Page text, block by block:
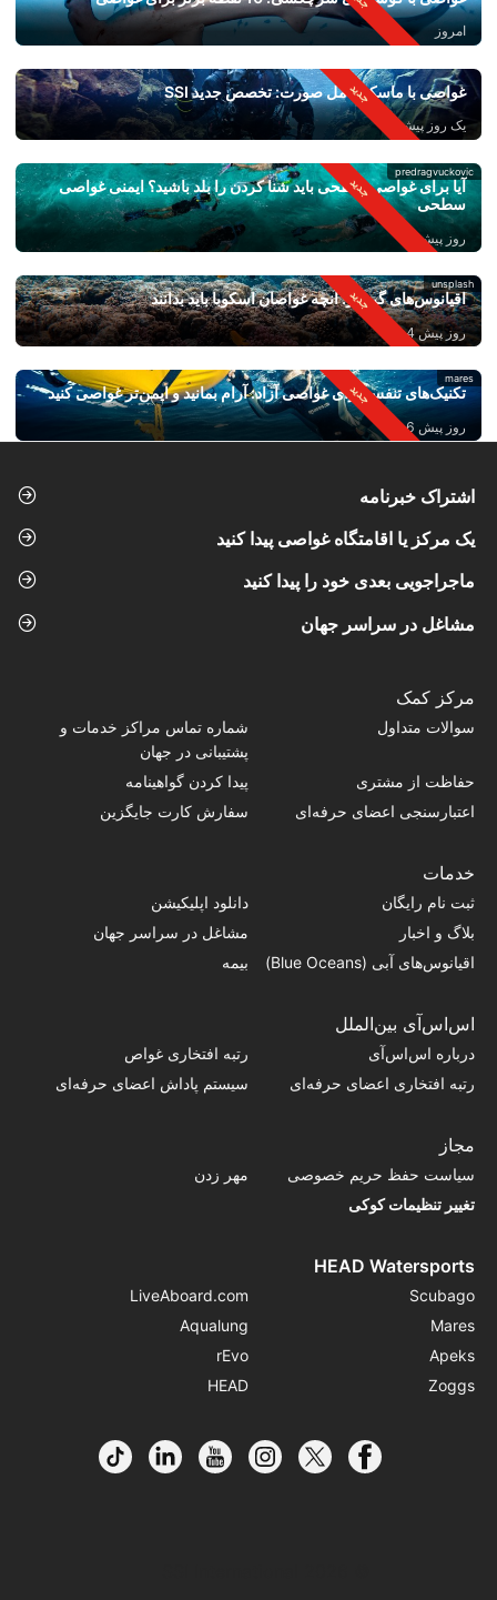
امروز
غواصی با ماسک کامل صورت: تخصص جدید SSI
یک روز پیش
predragvuckovic
آیا برای غواصی سطحی باید شنا کردن را بلد باشید؟ ایمنی غواصی
سطحی
روز پیش 2
unsplash
اقیانوس‌های گرم‌تر: آنچه غواصان اسکوبا باید بدانند
روز پیش 4
mares
تکنیک‌های تنفس برای غواصی آزاد: آرام بمانید و ایمن‌تر غواصی کنید
روز پیش 6
اشتراک خبرنامه
یک مرکز یا اقامتگاه غواصی پیدا کنید
ماجراجویی بعدی خود را پیدا کنید
مشاغل در سراسر جهان
مرکز کمک
سوالات متداول
شماره تماس‌ مراکز خدمات و
پشتیبانی در جهان
حفاظت از مشتری
پیدا کردن گواهینامه
اعتبارسنجی اعضای حرفه‌ای
سفارش کارت جایگزین
خدمات
ثبت نام رایگان
دانلود اپلیکیشن
بلاگ و اخبار
مشاغل در سراسر جهان
اقیانوس‌های آبی (Blue Oceans)
بیمه
اس‌اس‌آی بین‌الملل
درباره اس‌اس‌آی
رتبه افتخاری غواص
رتبه افتخاری اعضای حرفه‌ای
سیستم پاداش اعضای حرفه‌ای
مجاز
سیاست حفظ حریم خصوصی
مهر زدن
تغییر تنظیمات کوکی
HEAD Watersports
Scubago
LiveAboard.com
Mares
Aqualung
Apeks
rEvo
Zoggs
HEAD